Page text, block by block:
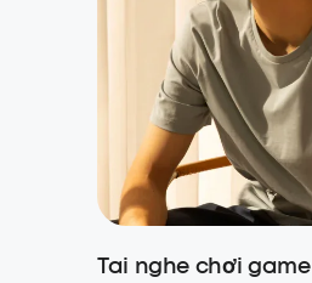
Tai nghe chơi game